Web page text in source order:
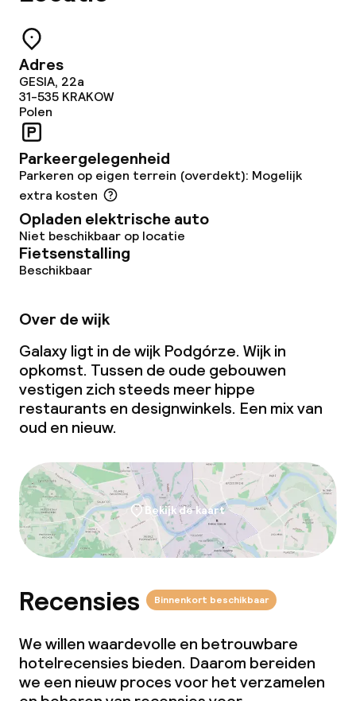
Eet- en drinkgelegenheden
Bar
Eet- en drinkdiensten
Ontbijtbuffet
Roomservice
Dieetopties
Speciale dieetopties
Faciliteiten en diensten voor kinderen
Kinderzwembad
Kinderclub
Babysitservice
Schoonmaakvoorzieningen
Adres
GESIA, 22a
31-535 KRAKOW
Polen
Parkeergelegenheid
Parkeren op eigen terrein (overdekt): Mogelijk
extra kosten
Opladen elektrische auto
Niet beschikbaar op locatie
Fietsenstalling
Beschikbaar
Over de wijk
Galaxy ligt in de wijk Podgórze. Wijk in
opkomst. Tussen de oude gebouwen
vestigen zich steeds meer hippe
restaurants en designwinkels. Een mix van
oud en nieuw.
Bekijk de kaart
Recensies Binnenkort beschikbaar
We willen waardevolle en betrouwbare
hotelrecensies bieden. Daarom bereiden
we een nieuw proces voor het verzamelen